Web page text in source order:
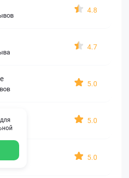
4.8
4.7
5.0
5.0
5.0